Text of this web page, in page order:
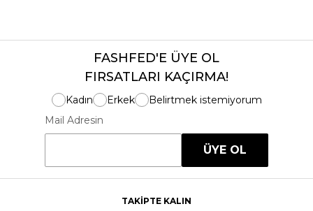
FASHFED'E ÜYE OL
FIRSATLARI KAÇIRMA!
Kadın Erkek
Belirtmek istemiyorum
Mail Adresin
ÜYE OL
TAKİPTE KALIN